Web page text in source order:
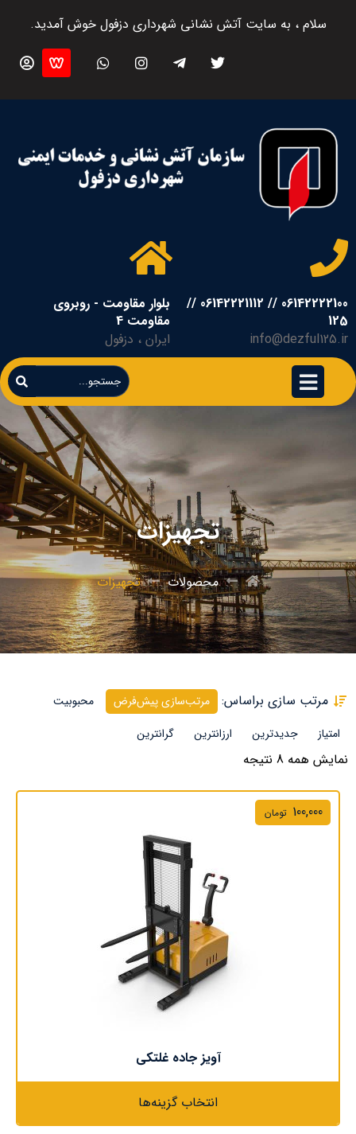
سلام ، به سایت آتش نشانی شهرداری دزفول خوش آمدید.
06142222100 // 06142221112 //
125
info@dezful125.ir
بلوار مقاومت - روبروی
مقاومت 4
ایران ، دزفول
تجهیزات
محصولات تجهیزات
نمایش همه 8 نتیجه
مرتب سازی براساس: مرتب‌سازی پیش‌فرض
محبوبیت
امتیاز
جدیدترین ارزانترین گرانترین
100,000 تومان
آویز جاده غلتکی
انتخاب گزینه‌ها